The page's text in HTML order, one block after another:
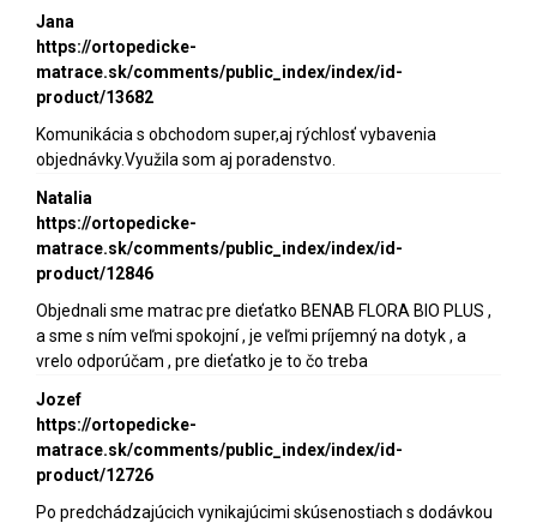
Jana
https://ortopedicke-
matrace.sk/comments/public_index/index/id-
product/13682
Komunikácia s obchodom super,aj rýchlosť vybavenia
objednávky.Využila som aj poradenstvo.
Natalia
https://ortopedicke-
matrace.sk/comments/public_index/index/id-
product/12846
Objednali sme matrac pre dieťatko BENAB FLORA BIO PLUS ,
a sme s ním veľmi spokojní , je veľmi príjemný na dotyk , a
vrelo odporúčam , pre dieťatko je to čo treba
Jozef
https://ortopedicke-
matrace.sk/comments/public_index/index/id-
product/12726
Po predchádzajúcich vynikajúcimi skúsenostiach s dodávkou